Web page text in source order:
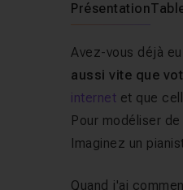
Présentation
Avez-vous déjà
aussi vite que
internet et que
Pour modéliser
Imaginez un
Quand j'ai